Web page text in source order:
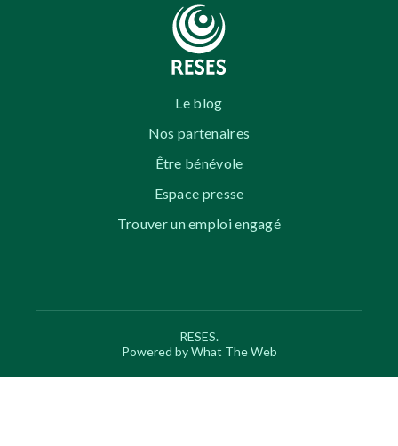
Le blog
Nos partenaires
Être bénévole
Espace presse
Trouver un emploi engagé
RESES.
Powered by What The Web